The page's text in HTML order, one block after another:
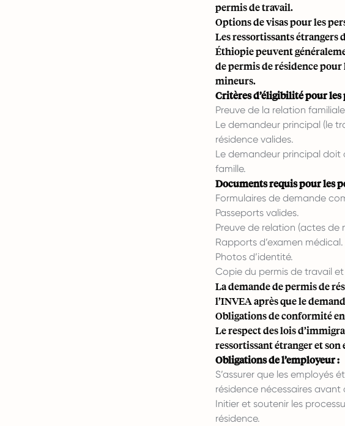
permis de travail.
Options de visas pour les
Les ressortissants étrangers
Éthiopie peuvent
de permis de résidence
mineurs.
Critères d’éligibilité pour les
Preuve de la relation
Le demandeur principal (le
résidence valides.
Le demandeur principal doit
famille.
Documents requis pour les
Formulaires de demande
Passeports valides.
Preuve de relation (actes
Rapports d’examen médical.
Photos d’identité.
Copie du permis de travail
La demande de permis de
l’INVEA après que le
Obligations de conformité
Le respect des lois
ressortissant étranger et
Obligations de l’employeur :
S’assurer que les employés
résidence nécessaires
Initier et soutenir les
résidence.